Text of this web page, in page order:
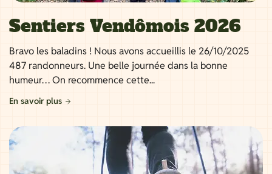
Sentiers Vendômois 2026
Bravo les baladins ! Nous avons accueillis le 26/10/2025
487 randonneurs. Une belle journée dans la bonne
humeur… On recommence cette...
En savoir plus